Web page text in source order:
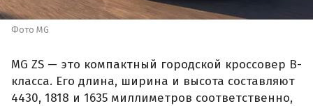
Фото MG
MG ZS — это компактный городской кроссовер B-
класса. Его длина, ширина и высота составляют
4430, 1818 и 1635 миллиметров соответственно,